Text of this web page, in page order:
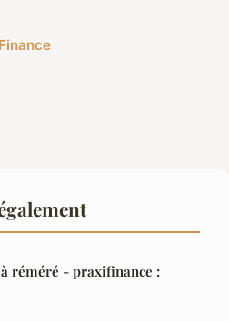
réméré - praxifinance :